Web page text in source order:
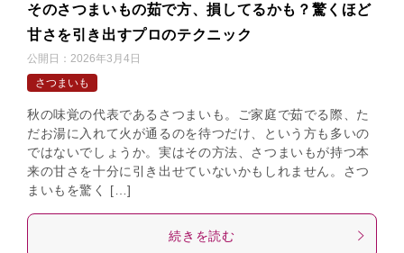
そのさつまいもの茹で方、損してるかも？驚くほど
甘さを引き出すプロのテクニック
公開日： 2026年3月4日
さつまいも
秋の味覚の代表であるさつまいも。ご家庭で茹でる際、た
だお湯に入れて火が通るのを待つだけ、という方も多いの
ではないでしょうか。実はその方法、さつまいもが持つ本
来の甘さを十分に引き出せていないかもしれません。さつ
まいもを驚く […]
続きを読む